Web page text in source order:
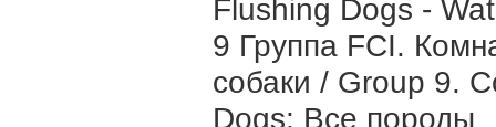
Flushing Dogs -
9 Группа FCI.
собаки / Group 9.
Dogs: Все породы